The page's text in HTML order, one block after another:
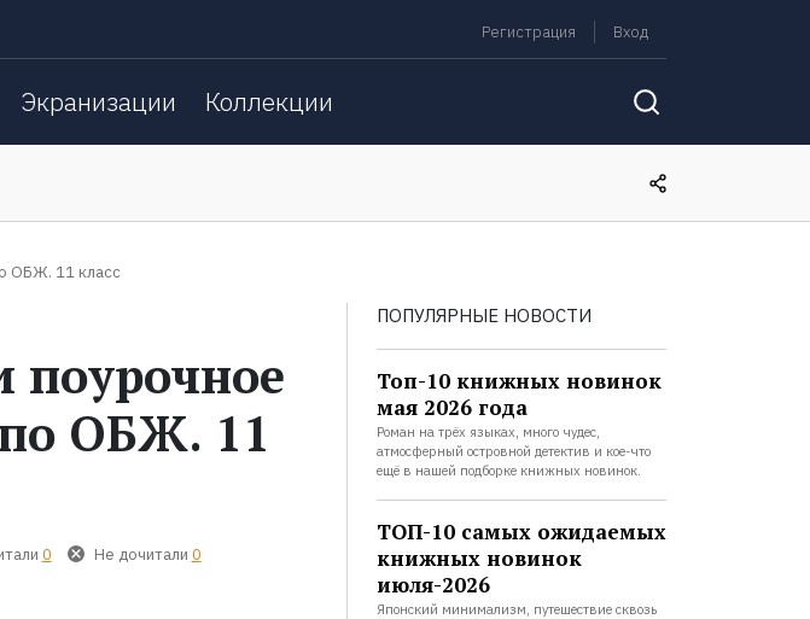
Регистрация Вход
Экранизации Коллекции
ОБЖ. 11 класс
поурочное
ОБЖ. 11
0 Не дочитали 0
ПОПУЛЯРНЫЕ НОВОСТИ
Топ-10 книжных новинок
мая 2026 года
Роман на трёх языках, много чудес,
атмосферный островной детектив и кое-что
ещё в нашей подборке книжных новинок.
ТОП-10 самых ожидаемых
книжных новинок
июля-2026
Японский минимализм, путешествие сквозь